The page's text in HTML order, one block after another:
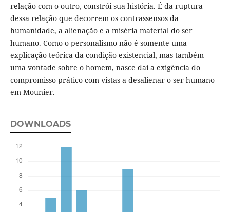
relação com o outro, constrói sua história. É da ruptura
dessa relação que decorrem os contrassensos da
humanidade, a alienação e a miséria material do ser
humano. Como o personalismo não é somente uma
explicação teórica da condição existencial, mas também
uma vontade sobre o homem, nasce daí a exigência do
compromisso prático com vistas a desalienar o ser humano
em Mounier.
DOWNLOADS